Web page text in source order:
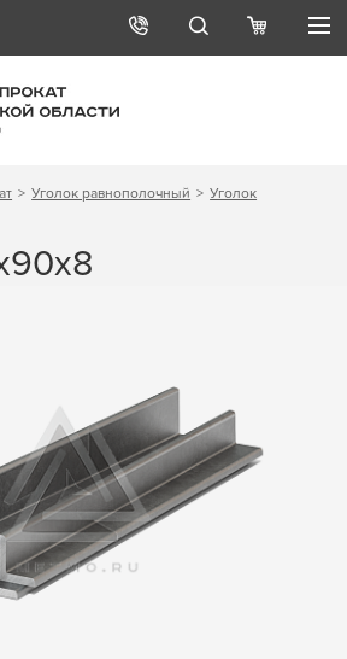
Уголок равнополочный
Уголок